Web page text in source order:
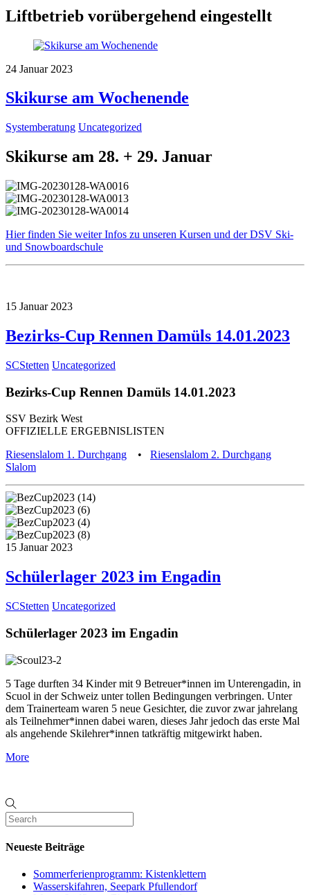
Liftbetrieb vorübergehend eingestellt
24 Januar 2023
Skikurse am Wochenende
Systemberatung Uncategorized
Skikurse am 28. + 29. Januar
Hier finden Sie weiter Infos zu unseren Kursen und der DSV Ski-
und Snowboardschule
15 Januar 2023
Bezirks-Cup Rennen Damüls 14.01.2023
SCStetten Uncategorized
Bezirks-Cup Rennen Damüls 14.01.2023
SSV Bezirk West
OFFIZIELLE ERGEBNISLISTEN
Riesenslalom 1. Durchgang • Riesenslalom 2. Durchgang
Slalom
15 Januar 2023
Schülerlager 2023 im Engadin
SCStetten Uncategorized
Schülerlager 2023 im Engadin
5 Tage durften 34 Kinder mit 9 Betreuer*innen im Unterengadin, in
Scuol in der Schweiz unter tollen Bedingungen verbringen. Unter
dem Trainerteam waren 5 neue Gesichter, die zuvor zwar jahrelang
als Teilnehmer*innen dabei waren, dieses Jahr jedoch das erste Mal
als angehende Skilehrer*innen tatkräftig mitgewirkt haben.
More
Neueste Beiträge
Sommerferienprogramm: Kistenklettern
Wasserskifahren, Seepark Pfullendorf